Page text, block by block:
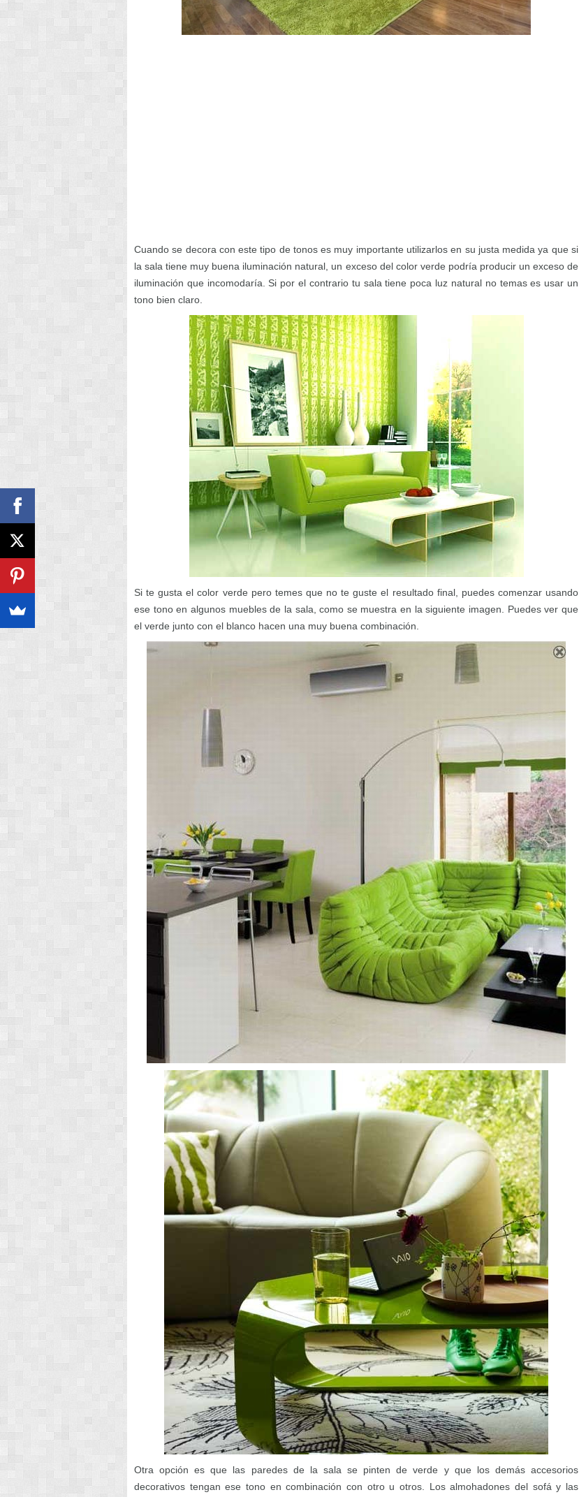
Cuando se decora con este tipo de tonos es muy importante utilizarlos en su justa medida ya que si
la sala tiene muy buena iluminación natural, un exceso del color verde podría producir un exceso de
iluminación que incomodaría. Si por el contrario tu sala tiene poca luz natural no temas es usar un
tono bien claro.
Si te gusta el color verde pero temes que no te guste el resultado final, puedes comenzar usando
ese tono en algunos muebles de la sala, como se muestra en la siguiente imagen. Puedes ver que
el verde junto con el blanco hacen una muy buena combinación.
Otra opción es que las paredes de la sala se pinten de verde y que los demás accesorios
decorativos tengan ese tono en combinación con otro u otros. Los almohadones del sofá y las